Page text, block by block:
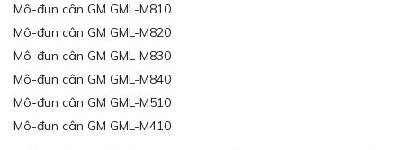
Mô-đun cân GM GML-M810
Mô-đun cân GM GML-M820
Mô-đun cân GM GML-M830
Mô-đun cân GM GML-M840
Mô-đun cân GM GML-M510
Mô-đun cân GM GML-M410